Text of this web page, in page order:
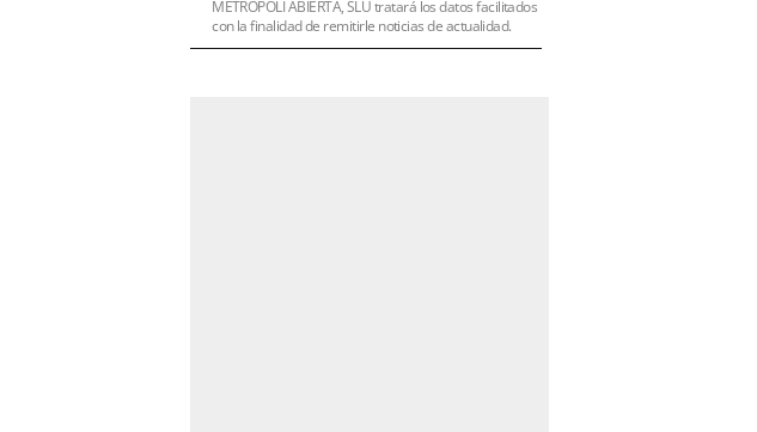
METRÓPOLI ABIERTA, SLU tratará los datos facilitados
con la finalidad de remitirle noticias de actualidad.